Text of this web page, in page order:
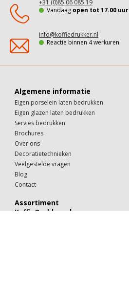
+31 (0)85 06 085 19
Vandaag open tot 17.00 uur
info@koffiedrukker.nl
Reactie binnen 4 werkuren
Algemene informatie
Eigen porselein laten bedrukken
Eigen glazen laten bedrukken
Servies bedrukken
Brochures
Over ons
Decoratietechnieken
Veelgestelde vragen
Blog
Contact
Assortiment
KoffieDrukker.nl